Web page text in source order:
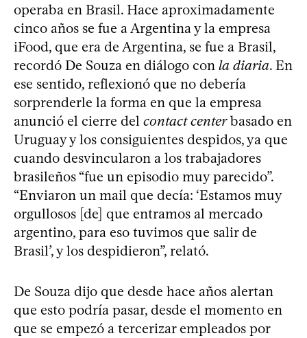
operaba en Brasil. Hace aproximadamente
cinco años se fue a Argentina y la empresa
iFood, que era de Argentina, se fue a Brasil,
recordó De Souza en diálogo con la diaria. En
ese sentido, reflexionó que no debería
sorprenderle la forma en que la empresa
anunció el cierre del contact centerbasado en
Uruguay y los consiguientes despidos, ya que
cuando desvincularon a los trabajadores
brasileños “fue un episodio muy parecido”.
“Enviaron un mail que decía: ‘Estamos muy
orgullosos [de] que entramos al mercado
argentino, para eso tuvimos que salir de
Brasil’, y los despidieron”, relató.
De Souza dijo que desde hace años alertan
que esto podría pasar, desde el momento en
que se empezó a tercerizar empleados por